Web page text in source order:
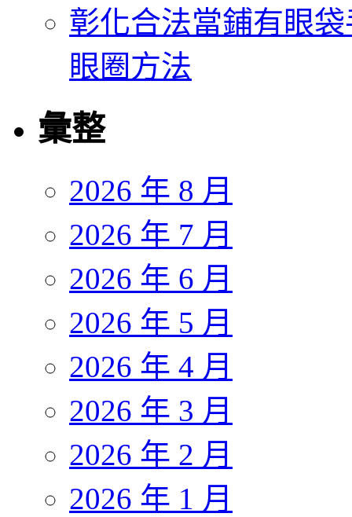
彰化合法當鋪有眼
眼圈方法
彙整
2026 年 8 月
2026 年 7 月
2026 年 6 月
2026 年 5 月
2026 年 4 月
2026 年 3 月
2026 年 2 月
2026 年 1 月